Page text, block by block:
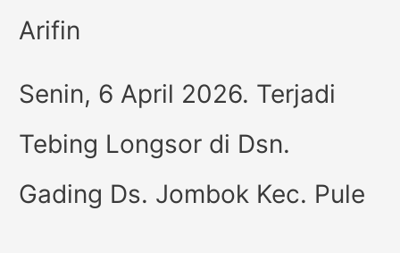
Arifin
Senin, 6 April 2026. Terjadi
Tebing Longsor di Dsn.
Gading Ds. Jombok Kec. Pule